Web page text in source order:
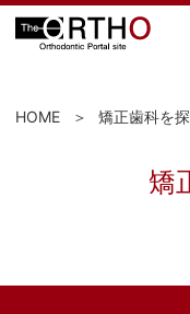
HOME 矯正歯科を
矯